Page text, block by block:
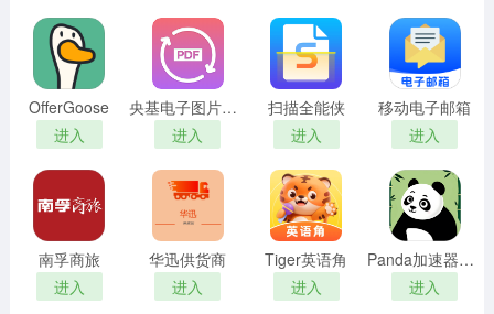
OfferGoose
进入
央基电子图片处理软件
进入
扫描全能侠
进入
移动电子邮箱
进入
南孚商旅
进入
华迅供货商
进入
Tiger英语角
进入
Panda加速器免费版
进入